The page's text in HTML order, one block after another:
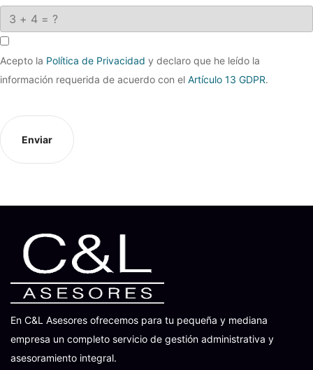
Acepto la Política de Privacidad y declaro que he leído la
información requerida de acuerdo con el Artículo 13 GDPR.
Enviar
En C&L Asesores ofrecemos para tu pequeña y mediana
empresa un completo servicio de gestión administrativa y
asesoramiento integral.